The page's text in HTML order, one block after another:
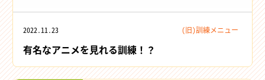
2022.11.23 (旧)訓練メニュー
有名なアニメを見れる訓練！？